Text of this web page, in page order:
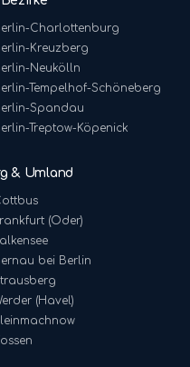
Charlottenburg
Kreuzberg
Neukölln
Tempelhof-Schöneberg
Spandau
Treptow-Köpenick
& Umland
(Oder)
bei Berlin
(Havel)